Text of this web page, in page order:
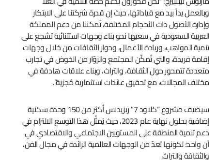
وبالعمل يداً بيد مع قياداتها، حيث إن قدرة شركتنا على الابتكار
وإدارة الأصول ذات الأحجام المختلفة، تُمكننا من دعم المملكة
العربية السعودية في سعيها نحو بناء وجهات استثنائية تشجع على
تنمية المواهب، وريادة الأعمال، وحوار الثقافات من خلال وجهات
إقامة فريدة، والتي تُمكّن المجتمع والزوّار من الخوض في تجارب
متعددة تتمحور حول الثقافة، والتراث، وبناء علاقات هادفة في
مختلف المجالات، مع تحقيق عائدات استثمارية مُجزية”.
سيضيف مشروع “كلاود 7” ريزيدنس أكثر من 150 وحدة سكنية
إضافية بحلول نهاية عام 2023، حيث يُمثّل هذا التوسع الالتزام في
دعم تنمية المنطقة على المستويين الاجتماعي والاقتصادي في
آن واحد؛ لكونها تعدّ من الوجهات العالمية الرائدة في مجال الفن،
والثقافة والتراث.